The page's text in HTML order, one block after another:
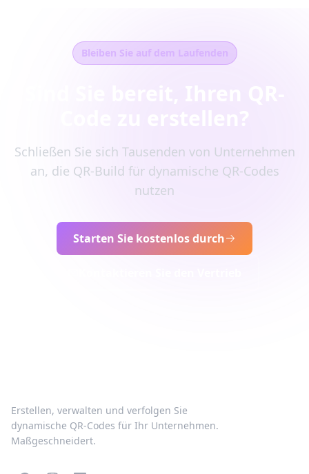
Bleiben Sie auf dem Laufenden
Schließen Sie sich Tausenden von Unternehmen
an, die QR-Build für dynamische QR-Codes
nutzen
Starten Sie kostenlos durch
Erstellen, verwalten und verfolgen Sie
dynamische QR-Codes für Ihr Unternehmen.
Maßgeschneidert.